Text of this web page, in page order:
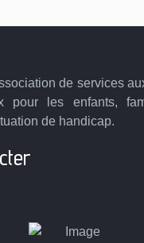
de services
pour les enfants,
de handicap.